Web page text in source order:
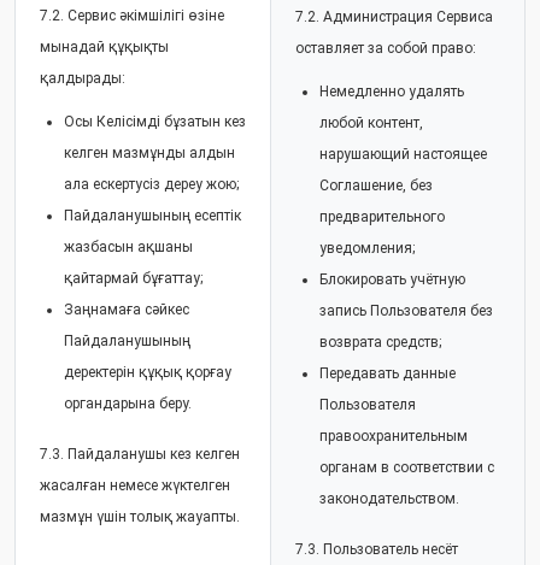
7.2. Сервис әкімшілігі өзіне
мынадай құқықты
қалдырады:
Осы Келісімді бұзатын кез
келген мазмұнды алдын
ала ескертусіз дереу жою;
Пайдаланушының есептік
жазбасын ақшаны
қайтармай бұғаттау;
Заңнамаға сәйкес
Пайдаланушының
деректерін құқық қорғау
органдарына беру.
7.3. Пайдаланушы кез келген
жасалған немесе жүктелген
мазмұн үшін толық жауапты.
7.2. Администрация Сервиса
оставляет за собой право:
Немедленно удалять
любой контент,
нарушающий настоящее
Соглашение, без
предварительного
уведомления;
Блокировать учётную
запись Пользователя без
возврата средств;
Передавать данные
Пользователя
правоохранительным
органам в соответствии с
законодательством.
7.3. Пользователь несёт